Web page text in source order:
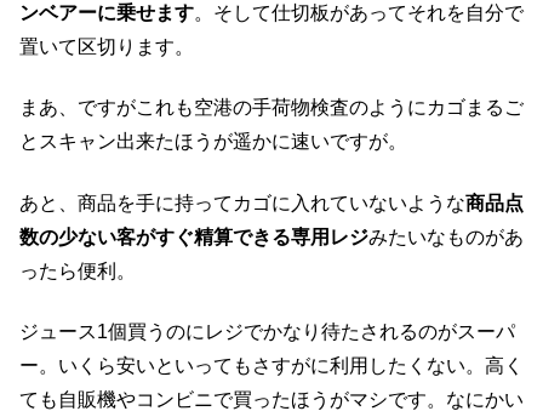
ンベアーに乗せます。そして仕切板があってそれを自分で
置いて区切ります。
まあ、ですがこれも空港の手荷物検査のようにカゴまるご
とスキャン出来たほうが遥かに速いですが。
あと、商品を手に持ってカゴに入れていないような商品点
数の少ない客がすぐ精算できる専用レジみたいなものがあ
ったら便利。
ジュース1個買うのにレジでかなり待たされるのがスーパ
ー。いくら安いといってもさすがに利用したくない。高く
ても自販機やコンビニで買ったほうがマシです。なにかい